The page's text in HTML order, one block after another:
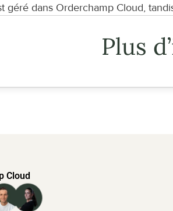
géré dans Orderchamp Cloud,
Plus
Cloud